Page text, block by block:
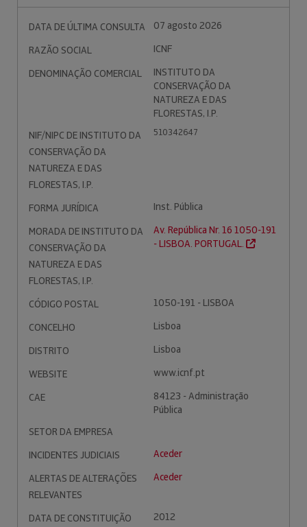
DATA DE ÚLTIMA CONSULTA
07 agosto 2026
RAZÃO SOCIAL
ICNF
DENOMINAÇÃO COMERCIAL
INSTITUTO DA
CONSERVAÇÃO DA
NATUREZA E DAS
FLORESTAS, I.P.
NIF/NIPC DE INSTITUTO DA
CONSERVAÇÃO DA
NATUREZA E DAS
FLORESTAS, I.P.
510342647
FORMA JURÍDICA
Inst. Pública
MORADA DE INSTITUTO DA
CONSERVAÇÃO DA
NATUREZA E DAS
FLORESTAS, I.P.
Av. República Nr. 16 1050-191
- LISBOA. PORTUGAL.
CÓDIGO POSTAL
1050-191 - LISBOA
CONCELHO
Lisboa
DISTRITO
Lisboa
WEBSITE
www.icnf.pt
CAE
84123 - Administração
Pública
SETOR DA EMPRESA
INCIDENTES JUDICIAIS
Aceder
ALERTAS DE ALTERAÇÕES
RELEVANTES
Aceder
DATA DE CONSTITUIÇÃO 2012